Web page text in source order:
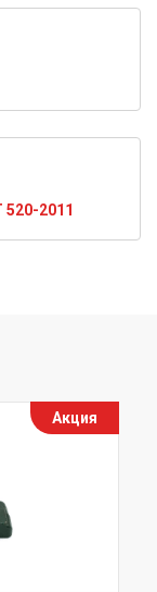
2011
Акция